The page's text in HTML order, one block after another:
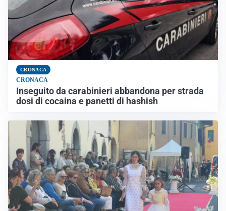
CRONACA
CRONACA
Inseguito da carabinieri abbandona per strada
dosi di cocaina e panetti di hashish